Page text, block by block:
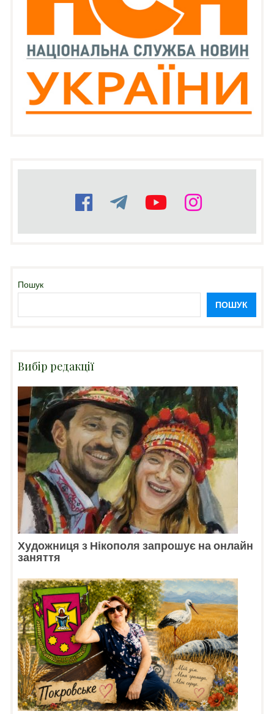
Пошук
ПОШУК
Вибір редакції
Художниця з Нікополя запрошує на онлайн
заняття